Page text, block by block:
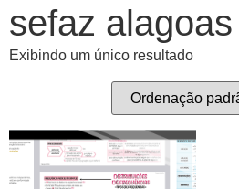
sefaz alagoas
Exibindo um único resultado